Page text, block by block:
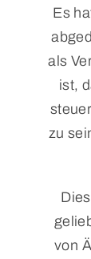
Es
als
ist,
zu
von